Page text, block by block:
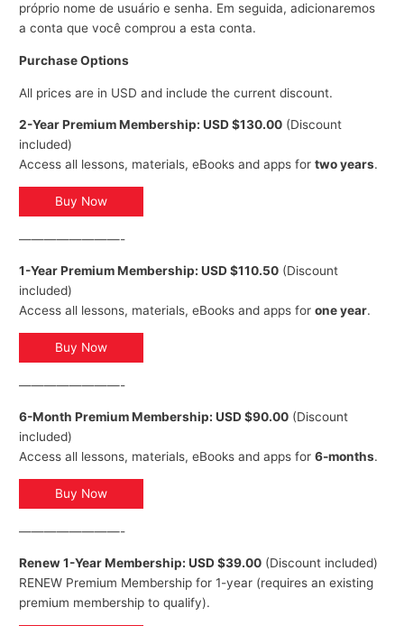
próprio nome de usuário e senha. Em seguida, adicionaremos
a conta que você comprou a esta conta.
Purchase Options
All prices are in USD and include the current discount.
2-Year Premium Membership: USD $130.00 (Discount
included)
Access all lessons, materials, eBooks and apps fortwo years.
Buy Now
————————-
1-Year Premium Membership: USD $110.50 (Discount
included)
Access all lessons, materials, eBooks and apps forone year.
Buy Now
————————-
6-Month Premium Membership: USD $90.00 (Discount
included)
Access all lessons, materials, eBooks and apps for6-months.
Buy Now
————————-
Renew 1-Year Membership: USD $39.00 (Discount included)
RENEW Premium Membership for 1-year (requires an existing
premium membership to qualify).